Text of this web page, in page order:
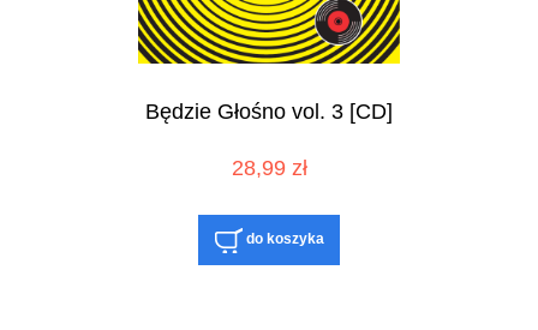
Będzie Głośno vol. 3 [CD]
28,99 zł
do koszyka